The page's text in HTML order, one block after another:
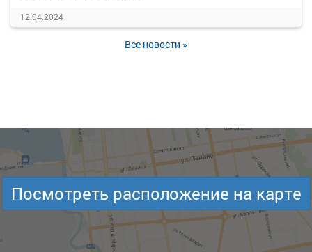
12.04.2024
Все новости »
Посмотреть расположение на карте